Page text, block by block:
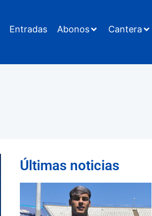
Entradas Abonos
Cantera
Últimas noticias